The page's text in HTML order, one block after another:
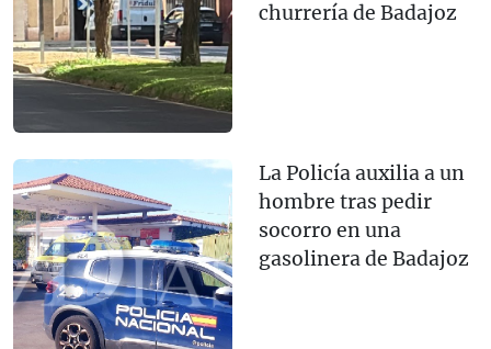
churrería de Badajoz
La Policía auxilia a un
hombre tras pedir
socorro en una
gasolinera de Badajoz